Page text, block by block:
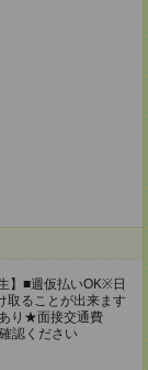
】■週仮払いOK※日
取ることが出来ます
り★面接交通費
認ください